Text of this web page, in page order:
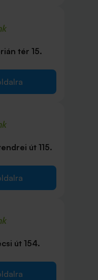
tér 15.
út 115.
út 154.